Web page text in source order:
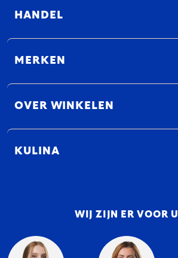
HANDEL
MERKEN
OVER WINKELEN
KULINA
WIJ ZIJN ER VOOR U